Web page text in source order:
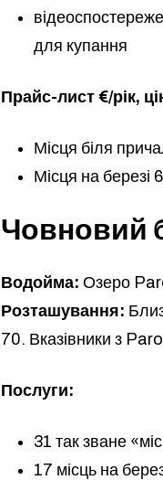
для купання
Прайс-лист €/рік,
Місця біля
Місця на березі
Човновий
Водойма: Озеро
Розташування:
70. Вказівники з
Послуги:
31 так зване
17 місць на